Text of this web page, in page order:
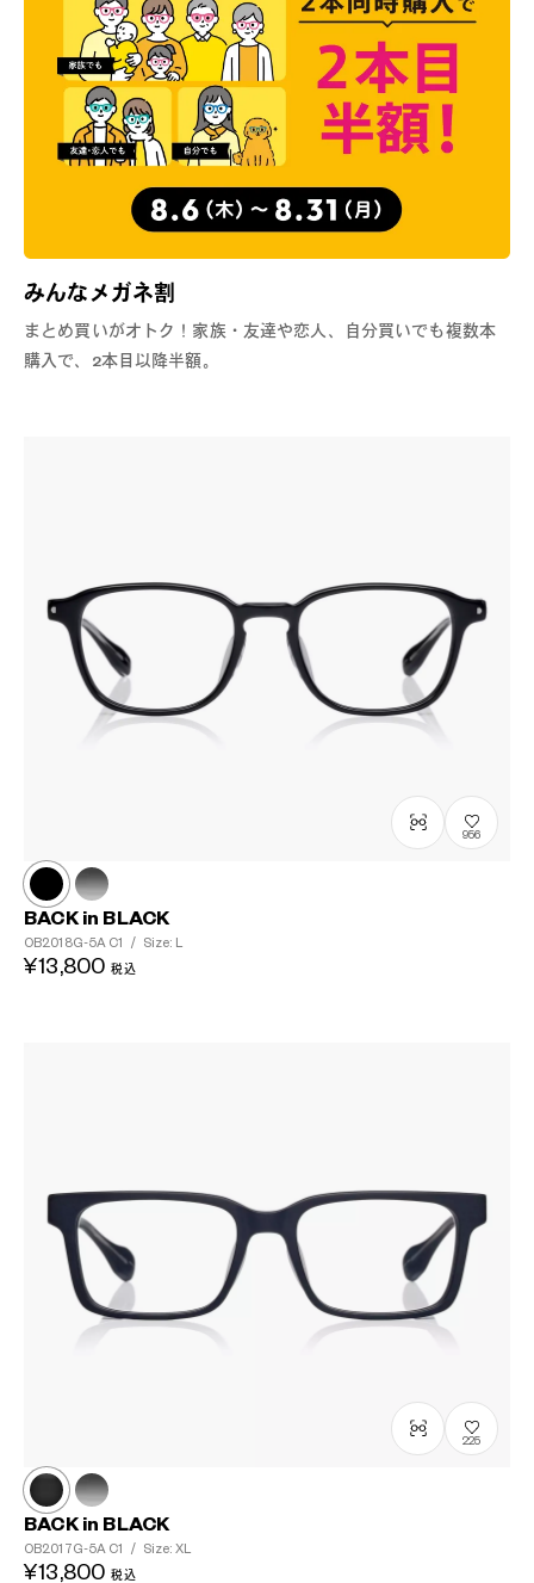
みんなメガネ割
まとめ買いがオトク！家族・友達や恋人、自分買いでも複数本
購入で、2本目以降半額。
956
BACK in BLACK
OB2018G-5A C1 / Size: L
¥13,800 税込
225
BACK in BLACK
OB2017G-5A C1 / Size: XL
¥13,800 税込